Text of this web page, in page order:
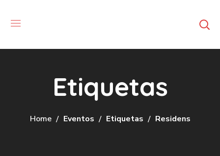
Etiquetas
Home Eventos Etiquetas Residens